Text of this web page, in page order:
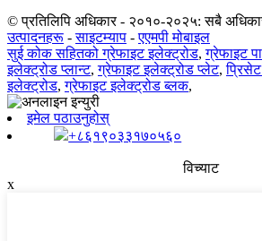
© प्रतिलिपि अधिकार - २०१०-२०२५: सबै
उत्पादनहरू -साइटम्याप -एएमपी मोबाइल
सुई कोक सहितको ग्रेफाइट इलेक्ट्रोड,ग्रेफाइट
इलेक्ट्रोड प्लान्ट,ग्रेफाइट इलेक्ट्रोड प्लेट,
इलेक्ट्रोड,ग्रेफाइट इलेक्ट्रोड ब्लक,
इमेल पठाउनुहोस्
+८६१९०३३१७०५६०
विच्याट
x